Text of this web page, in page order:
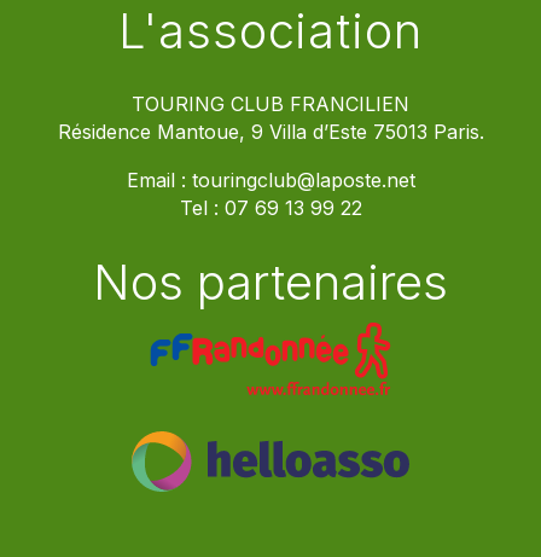
L'association
TOURING CLUB FRANCILIEN
Résidence Mantoue, 9 Villa d’Este 75013 Paris.
Email : touringclub@laposte.net
Tel : 07 69 13 99 22
Nos partenaires